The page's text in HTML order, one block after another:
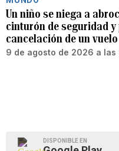
Un niño se niega a
cinturón de seguridad
cancelación de un
9 de agosto de 2026 a las
DISPONIBLE EN